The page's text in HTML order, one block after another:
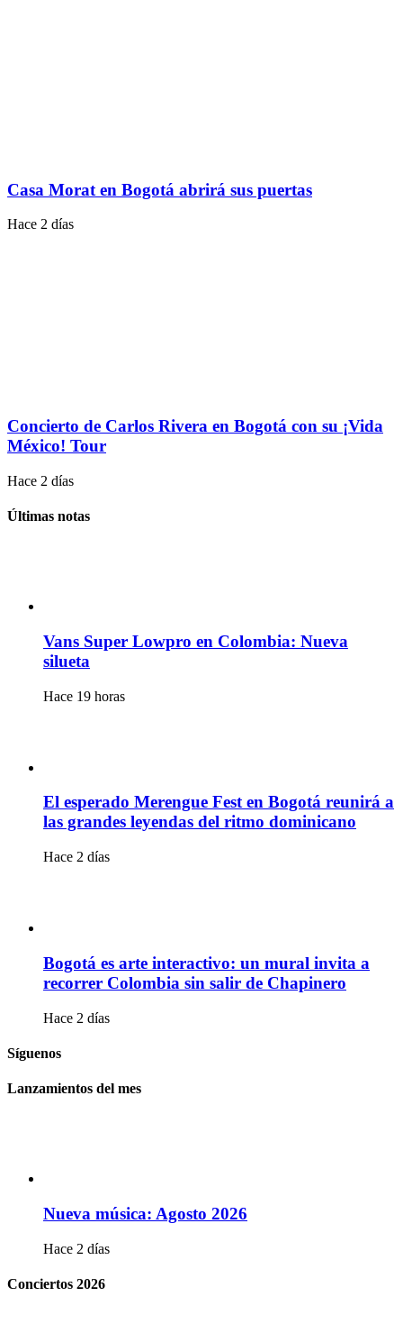
Casa Morat en Bogotá abrirá sus puertas
Hace 2 días
Concierto de Carlos Rivera en Bogotá con su ¡Vida
México! Tour
Hace 2 días
Últimas notas
Vans Super Lowpro en Colombia: Nueva
silueta
Hace 19 horas
El esperado Merengue Fest en Bogotá reunirá a
las grandes leyendas del ritmo dominicano
Hace 2 días
Bogotá es arte interactivo: un mural invita a
recorrer Colombia sin salir de Chapinero
Hace 2 días
Síguenos
Lanzamientos del mes
Nueva música: Agosto 2026
Hace 2 días
Conciertos 2026